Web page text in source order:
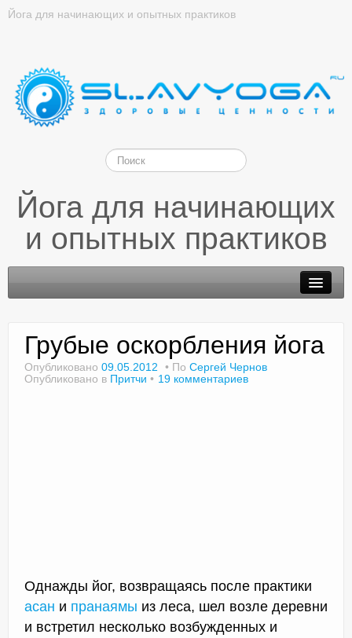
Йога для начинающих и опытных практиков
Йога для начинающих
и опытных практиков
Грубые оскорбления йога
Опубликовано 09.05.2012 По Сергей Чернов
Опубликовано в Притчи 19 комментариев
Однажды йог, возвращаясь после практики
асан и пранаямы из леса, шел возле деревни
и встретил несколько возбужденных и